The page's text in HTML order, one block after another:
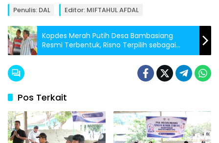
Penulis: DAL Editor: MIFTAHUL AFDAL
Kopdes Merah Putih Desa Bambasiang
Resmi Terbentuk, Risno Terpilih sebagai
Ketua
Pos Terkait